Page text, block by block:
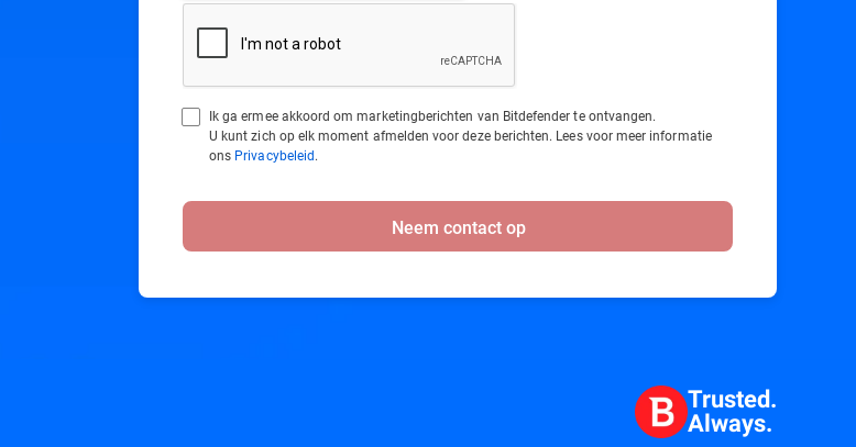
Ik ga ermee akkoord om marketingberichten van Bitdefender te ontvangen.
U kunt zich op elk moment afmelden voor deze berichten. Lees voor meer informatie
ons Privacybeleid.
Neem contact op
Trusted.
Always.